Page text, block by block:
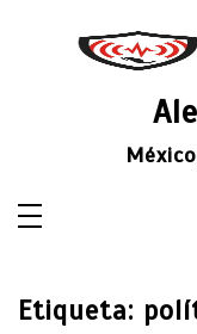
Etiqueta: